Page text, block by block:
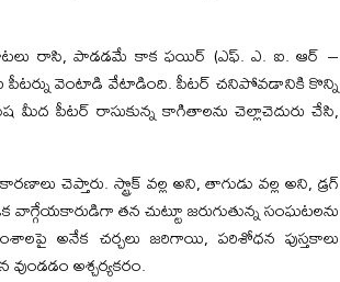
పాటలు రాసి, పాడడమే కాక ఫయిర్ (ఎఫ్. ఎ. ఐ. ఆర్ –
పీటర్ను వెంటాడి వేటాడింది. పీటర్ చనిపోవడానికి కొన్ని
మీద పీటర్ రాసుకున్న కాగితాలను చెల్లాచెదురు చేసి,
చెప్తారు. స్ట్రొక్ వల్ల అని, తాగుడు వల్ల అని, డ్రగ్
తన చుట్టూ జరుగుతున్న సంఘటలను
అనేక చర్చలు జరిగాయి, పరిశోధన పుస్తకాలు
అశ్చర్యకరం.